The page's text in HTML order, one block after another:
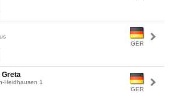
GER
GER
Greta
Heidhausen 1